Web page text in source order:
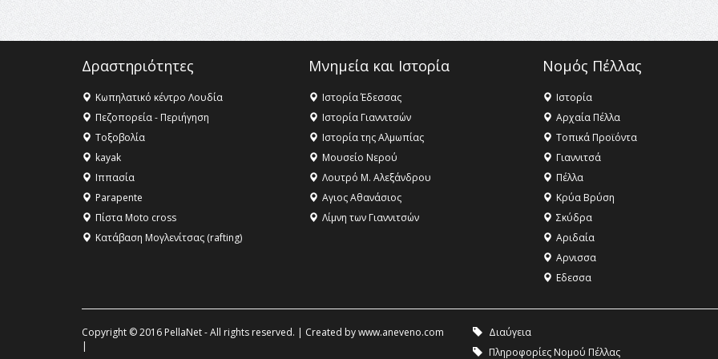
Δραστηριότητες
Κωπηλατικό κέντρο Λουδία
Πεζοπορεία - Περιήγηση
Τοξοβολία
kayak
Ιππασία
Parapente
Πίστα Moto cross
Κατάβαση Μογλενίτσας (rafting)
Μνημεία και Ιστορία
Ιστορία Έδεσσας
Ιστορία Γιαννιτσών
Ιστορία της Αλμωπίας
Μουσείο Νερού
Λουτρό Μ. Αλεξάνδρου
Αγιος Αθανάσιος
Λίμνη των Γιαννιτσών
Νομός Πέλλας
Ιστορία
Αρχαία Πέλλα
Τοπικά Προϊόντα
Γιαννιτσά
Πέλλα
Κρύα Βρύση
Σκύδρα
Αριδαία
Aρνισσα
Eδεσσα
Copyright © 2016 PellaNet - All rights reserved. | Created bywww.aneveno.com
|
Διαύγεια
Πληροφορίες Νομού Πέλλας